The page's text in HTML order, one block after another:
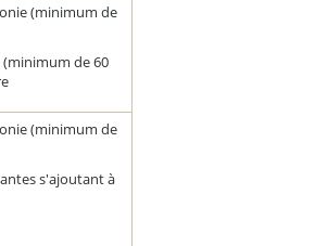
(minimum de
de 60
(minimum de
s'ajoutant à